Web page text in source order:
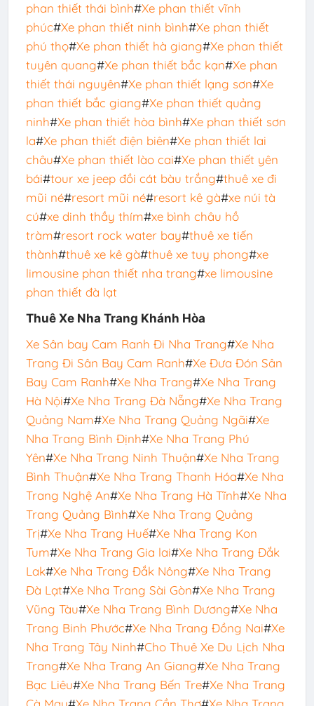
phan thiết thái bình#Xe phan thiết vĩnh
phúc#Xe phan thiết ninh bình#Xe phan thiết
phú thọ#Xe phan thiết hà giang#Xe phan thiết
tuyên quang#Xe phan thiết bắc kạn#Xe phan
thiết thái nguyên#Xe phan thiết lạng sơn#Xe
phan thiết bắc giang#Xe phan thiết quảng
ninh#Xe phan thiết hòa bình#Xe phan thiết sơn
la#Xe phan thiết điện biên#Xe phan thiết lai
châu#Xe phan thiết lào cai#Xe phan thiết yên
bái#tour xe jeep đồi cát bàu trắng#thuê xe đi
mũi né#resort mũi né#resort kê gà#xe núi tà
cú#xe dinh thầy thím#xe bình châu hồ
tràm#resort rock water bay#thuê xe tiến
thành#thuê xe kê gà#thuê xe tuy phong#xe
limousine phan thiết nha trang#xe limousine
phan thiết đà lạt
Thuê Xe Nha Trang Khánh Hòa
Xe Sân bay Cam Ranh Đi Nha Trang#Xe Nha
Trang Đi Sân Bay Cam Ranh#Xe Đưa Đón Sân
Bay Cam Ranh#Xe Nha Trang#Xe Nha Trang
Hà Nội#Xe Nha Trang Đà Nẵng#Xe Nha Trang
Quảng Nam#Xe Nha Trang Quảng Ngãi#Xe
Nha Trang Bình Định#Xe Nha Trang Phú
Yên#Xe Nha Trang Ninh Thuận#Xe Nha Trang
Bình Thuận#Xe Nha Trang Thanh Hóa#Xe Nha
Trang Nghệ An#Xe Nha Trang Hà Tĩnh#Xe Nha
Trang Quảng Bình#Xe Nha Trang Quảng
Trị#Xe Nha Trang Huế#Xe Nha Trang Kon
Tum#Xe Nha Trang Gia lai#Xe Nha Trang Đắk
Lak#Xe Nha Trang Đắk Nông#Xe Nha Trang
Đà Lạt#Xe Nha Trang Sài Gòn#Xe Nha Trang
Vũng Tàu#Xe Nha Trang Bình Dương#Xe Nha
Trang Binh Phước#Xe Nha Trang Đồng Nai#Xe
Nha Trang Tây Ninh#Cho Thuê Xe Du Lịch Nha
Trang#Xe Nha Trang An Giang#Xe Nha Trang
Bạc Liêu#Xe Nha Trang Bến Tre#Xe Nha Trang